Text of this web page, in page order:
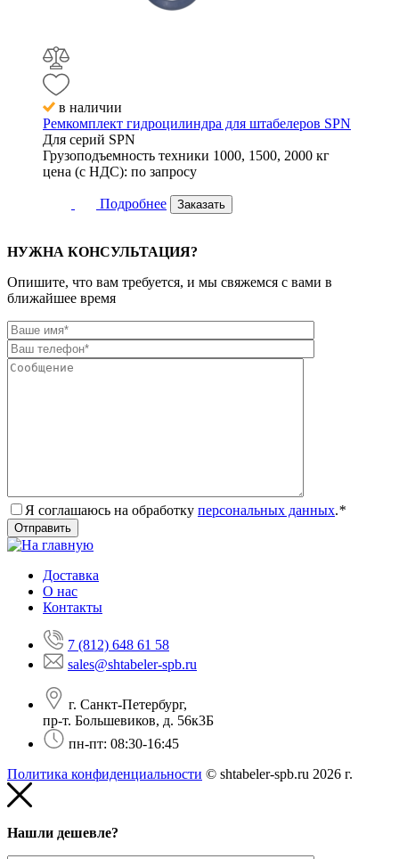
в наличии
Ремкомплект гидроцилиндра для штабелеров SPN
Для серий SPN
Грузоподъемность техники 1000, 1500, 2000 кг
цена (с НДС): по запросу
Подробнее Заказать
НУЖНА КОНСУЛЬТАЦИЯ?
Опишите, что вам требуется, и мы свяжемся с вами в
ближайшее время
Я соглашаюсь на обработку персональных данных.*
Доставка
О нас
Контакты
7 (812) 648 61 58
sales@shtabeler-spb.ru
г. Санкт-Петербург,
пр-т. Большевиков, д. 56к3Б
пн-пт: 08:30-16:45
Политика конфиденциальности © shtabeler-spb.ru 2026 г.
Нашли дешевле?